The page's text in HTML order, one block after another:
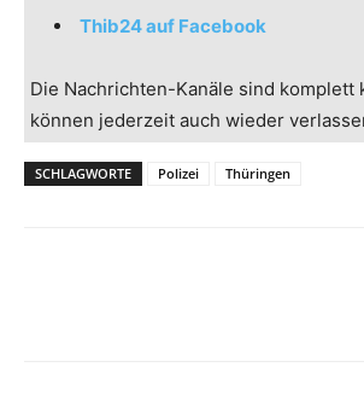
Thib24 auf Facebook
Die Nachrichten-Kanäle sind komplett
können jederzeit auch wieder
SCHLAGWORTE Polizei Thüringen